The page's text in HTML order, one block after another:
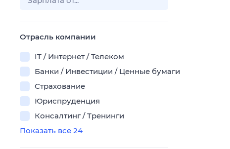
Отрасль компании
IT / Интернет / Телеком
Банки / Инвестиции / Ценные бумаги
Страхование
Юриспруденция
Консалтинг / Тренинги
Показать все 24